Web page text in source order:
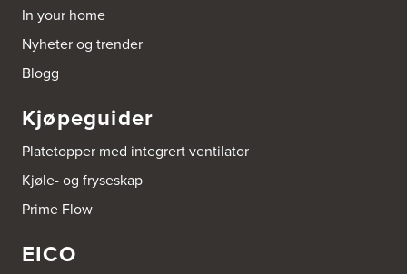
Bonaparte Interiør AS
Borgenveien 66
Tel.:
Borge butikk AS
Sundemoen Næringspark
Power Hokksund
3300 Hokksund
Tel.:32-700000
http://www.expert.no
Bravida Trondheim
In your home
Nyheter og trender
Blogg
Kjøpeguider
Platetopper med integrert ventilator
Kjøle- og fryseskap
Prime Flow
EICO